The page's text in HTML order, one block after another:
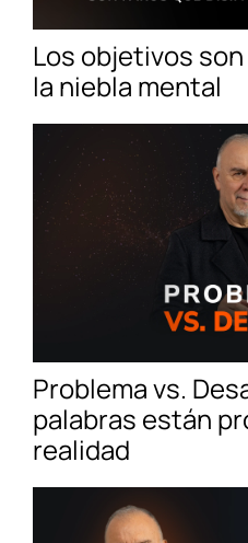
Los objetivos
la niebla mental
Problema vs.
palabras están
realidad